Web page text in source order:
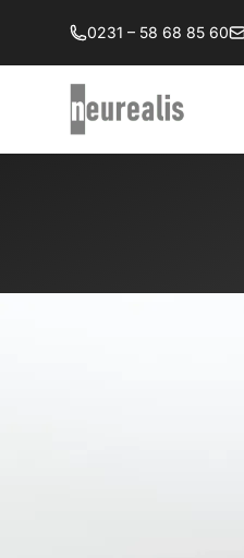
Zum Hauptinhalt springen
0231 – 58 68 85 60